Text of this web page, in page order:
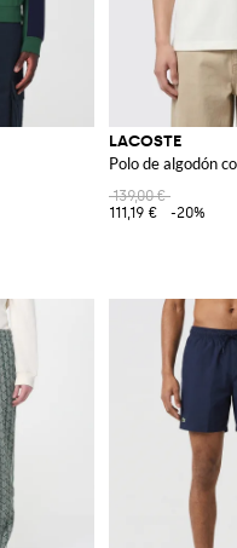
LACOSTE
Polo de algodón
139,00 €
111,19 €
-20%